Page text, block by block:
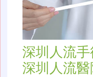
深圳人流
深圳人流